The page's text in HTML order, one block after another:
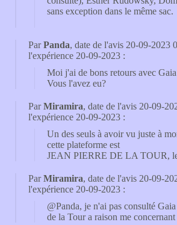
sans exception dans le même sac.
ParPanda, date de l'avis 20-09-2023
l'expérience 20-09-2023 :
Moi j'ai de bons retours avec
Vous l'avez eu?
ParMiramira, date de l'avis 20-09-
l'expérience 20-09-2023 :
Un des seuls à avoir vu juste à
cette plateforme est
JEAN PIERRE DE LA TOUR,
ParMiramira, date de l'avis 20-09-
l'expérience 20-09-2023 :
@Panda, je n'ai pas consulté
de la Tour a raison me concernant